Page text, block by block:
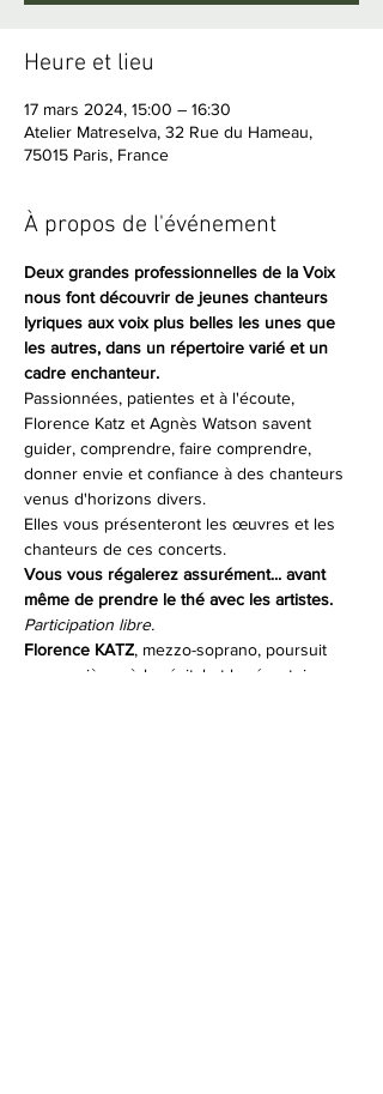
Heure et lieu
17 mars 2024, 15:00 – 16:30
Atelier Matreselva, 32 Rue du Hameau,
75015 Paris, France
À propos de l'événement
Deux grandes professionnelles de la Voix
nous font découvrir de jeunes chanteurs
lyriques aux voix plus belles les unes que
les autres, dans un répertoire varié et un
cadre enchanteur.
Passionnées, patientes et à l'écoute,
Florence Katz et Agnès Watson savent
guider, comprendre, faire comprendre,
donner envie et confiance à des chanteurs
venus d'horizons divers.
Elles vous présenteront les œuvres et les
chanteurs de ces concerts.
Vous vous régalerez assurément... avant
même de prendre le thé avec les artistes.
Participation libre.
Florence KATZ, mezzo-soprano, poursuit
une carrière où le récital et le répertoire